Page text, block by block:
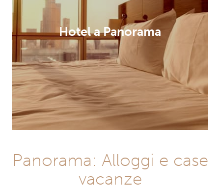
Hotel a Panorama
Panorama: Alloggi e case
vacanze